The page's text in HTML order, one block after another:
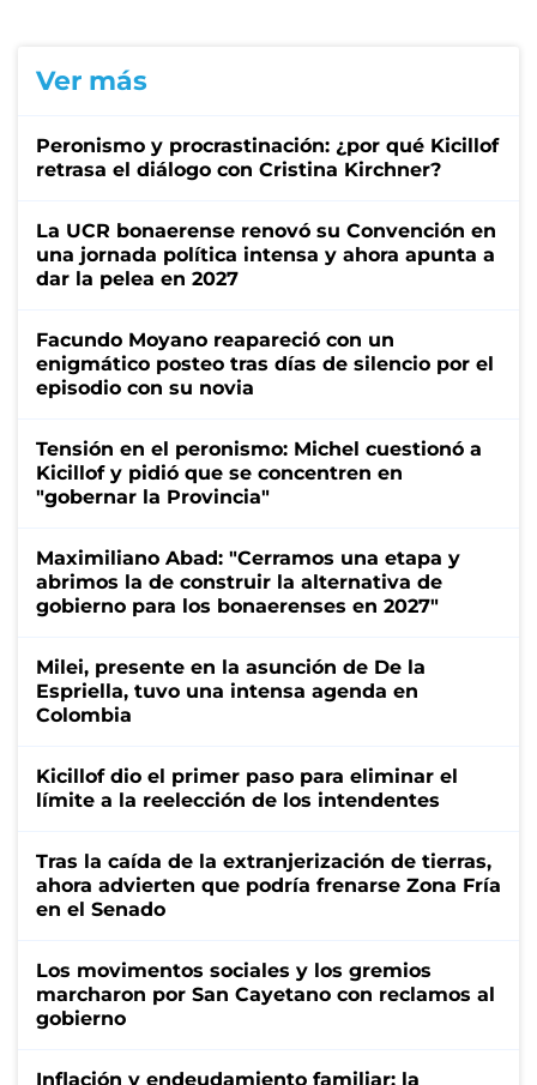
Ver más
Peronismo y procrastinación: ¿por qué Kicillof
retrasa el diálogo con Cristina Kirchner?
La UCR bonaerense renovó su Convención en
una jornada política intensa y ahora apunta a
dar la pelea en 2027
Facundo Moyano reapareció con un
enigmático posteo tras días de silencio por el
episodio con su novia
Tensión en el peronismo: Michel cuestionó a
Kicillof y pidió que se concentren en
"gobernar la Provincia"
Maximiliano Abad: "Cerramos una etapa y
abrimos la de construir la alternativa de
gobierno para los bonaerenses en 2027"
Milei, presente en la asunción de De la
Espriella, tuvo una intensa agenda en
Colombia
Kicillof dio el primer paso para eliminar el
límite a la reelección de los intendentes
Tras la caída de la extranjerización de tierras,
ahora advierten que podría frenarse Zona Fría
en el Senado
Los movimentos sociales y los gremios
marcharon por San Cayetano con reclamos al
gobierno
Inflación y endeudamiento familiar: la